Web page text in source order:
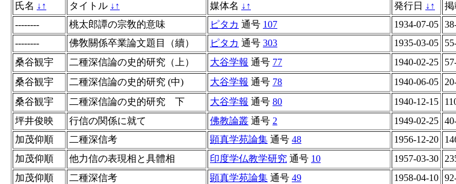
氏名 ↓ ↑ タイトル ↓ ↑ 媒体名 ↓ ↑ 発行日 ↓ ↑ 掲
--------
桃太郎譚の宗敎的意味 ピタカ 通号 107 1934-07-05
--------
佛敎關係卒業論文題目（續） ピタカ 通号 303 1935-03-05
桑谷観宇
二種深信論の史的研究（上） 大谷学報 通号 77 1940-02-25
桑谷観宇
二種深信論の史的研究 (中) 大谷学報 通号 78 1940-06-05
桑谷観宇
二種深信論の史的研究 下 大谷学報 通号 80 1940-12-15
坪井俊映
行信の関係に就て 佛教論叢 通号 2 1949-02-25
加茂仰順
二種深信考 顕真学苑論集 通号 48 1956-12-20
加茂仰順
他力信の表現相と具體相 印度学仏教学研究 通号 10 1957-03-30
加茂仰順
二種深信考 顕真学苑論集 通号 49 1958-04-10